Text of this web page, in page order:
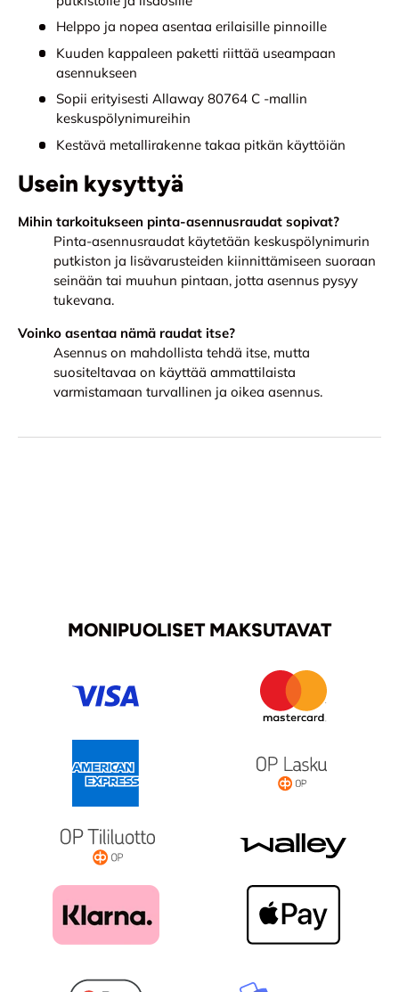
Helppo ja nopea asentaa erilaisille pinnoille
Kuuden kappaleen paketti riittää useampaan
asennukseen
Sopii erityisesti Allaway 80764 C -mallin
keskuspölynimureihin
Kestävä metallirakenne takaa pitkän käyttöiän
Usein kysyttyä
Mihin tarkoitukseen pinta-asennusraudat sopivat?
Pinta-asennusraudat käytetään keskuspölynimurin
putkiston ja lisävarusteiden kiinnittämiseen suoraan
seinään tai muuhun pintaan, jotta asennus pysyy
tukevana.
Voinko asentaa nämä raudat itse?
Asennus on mahdollista tehdä itse, mutta
suositeltavaa on käyttää ammattilaista
varmistamaan turvallinen ja oikea asennus.
MONIPUOLISET MAKSUTAVAT